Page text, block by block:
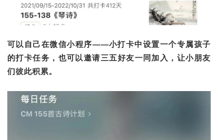
可以自己在微信小程序——小打卡中设置一个专属孩子
的打卡任务，也可以邀请三五好友一同加入，让小朋友
们彼此积累。